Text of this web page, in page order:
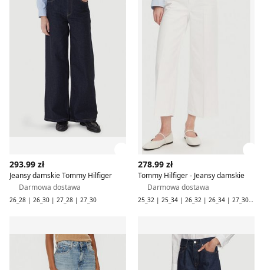
Zobacz szczegóły produktu
293.99 zł
Jeansy damskie Tommy Hilfiger
Darmowa dostawa
26_28 | 26_30 | 27_28 | 27_30
278.99 zł
Tommy Hilfiger - Jeansy damskie
Darmowa dostawa
25_32 | 25_34 | 26_32 | 26_34 | 27_30 | 27_32 | 27_34 | 28_34 | 29_32 | 29_34 | 30_34 | 31_34 | 32_34